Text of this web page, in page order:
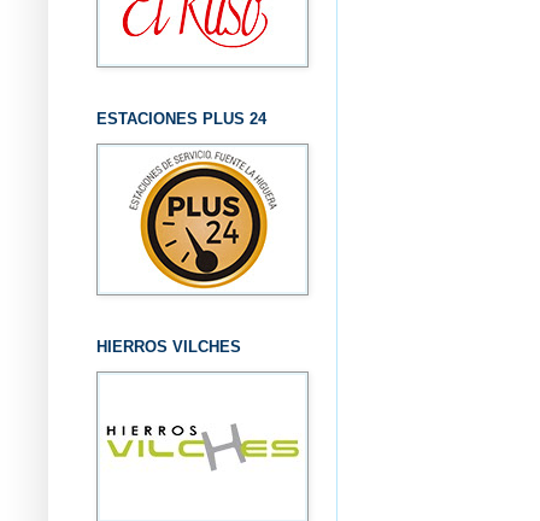
ESTACIONES PLUS 24
HIERROS VILCHES